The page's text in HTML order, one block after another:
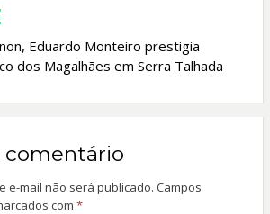
Eduardo Monteiro prestigia
dos Magalhães em Serra Talhada
comentário
e-mail não será publicado. Campos
com *